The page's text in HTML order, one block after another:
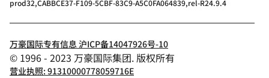
prod32,CABBCE37-F109-5CBF-83C9-A5C0FA064839,rel-R24.9.4
万豪国际专有信息 沪ICP备14047926号-10
© 1996 - 2023 万豪国际集团. 版权所有
营业执照: 91310000778059716E